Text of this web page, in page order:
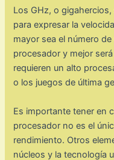
Los GHz, o
para expresar la
mayor sea el número
procesador y mejor
requieren un alto
o los juegos de última
Es importante tener en
procesador no es el
rendimiento. Otros
núcleos y la tecnología